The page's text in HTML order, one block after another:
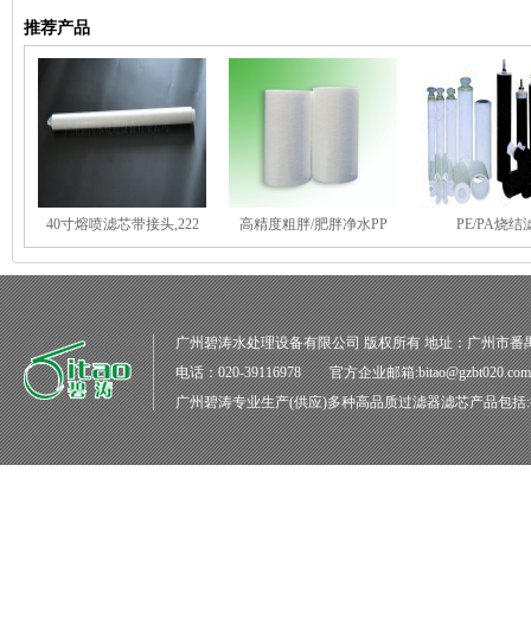
推荐产品
40寸熔喷滤芯带接头,222 高精度粗胖/肥胖净水PP PE/PA烧结
广州碧涛水处理设备有限公司版权所有 地址：广州市番
电话：020-39116978 官方企业邮箱
广州碧涛专业生产(供应)多种高品质过滤器滤芯产品包括: